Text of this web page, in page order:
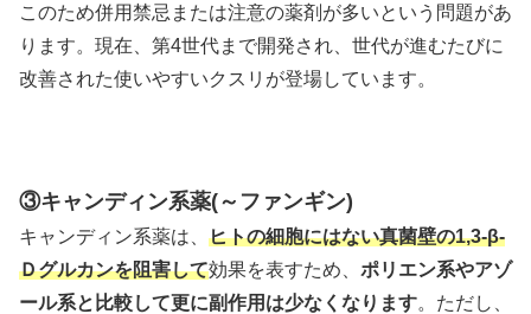
このため併用禁忌または注意の薬剤が多いという問題があ
ります。現在、第4世代まで開発され、世代が進むたびに
改善された使いやすいクスリが登場しています。
③キャンディン系薬(～ファンギン)
キャンディン系薬は、 ヒトの細胞にはない真菌壁の1,3-β-
Ｄグルカンを阻害して効果を表すため、 ポリエン系やアゾ
ール系と比較して更に副作用は少なくなります。ただし、